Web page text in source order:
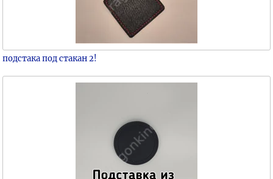
подстака под стакан 2!